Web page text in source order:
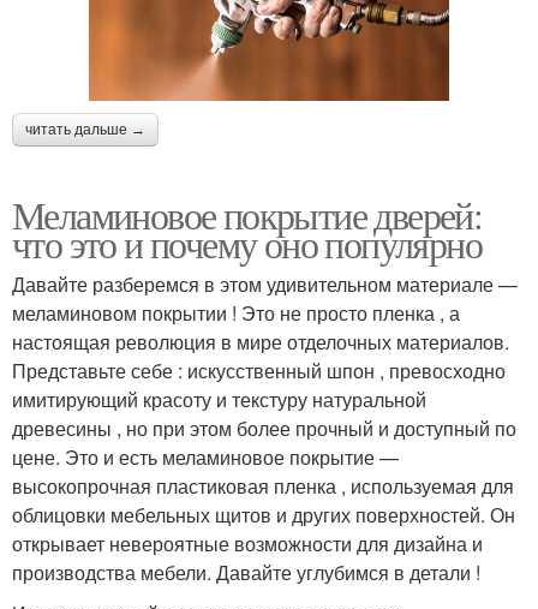
читать дальше →
Меламиновое покрытие дверей:
что это и почему оно популярно
Давайте разберемся в этом удивительном материале —
меламиновом покрытии ! Это не просто пленка , а
настоящая революция в мире отделочных материалов.
Представьте себе : искусственный шпон , превосходно
имитирующий красоту и текстуру натуральной
древесины , но при этом более прочный и доступный по
цене. Это и есть меламиновое покрытие —
высокопрочная пластиковая пленка , используемая для
облицовки мебельных щитов и других поверхностей. Он
открывает невероятные возможности для дизайна и
производства мебели. Давайте углубимся в детали !